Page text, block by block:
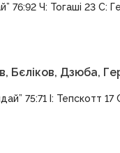
76:92 Ч: Тогаші 23 С:
Бєліков, Дзюба,
75:71 І: Тепскотт